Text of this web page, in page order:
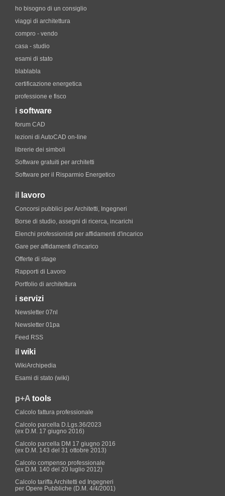
ho bisogno di un consiglio
viaggi di architettura
compro - vendo
casa - studio
esami di stato
blablabla
certificazione energetica
professione e fisco
i software
forum CAD
lezioni di AutoCAD on-line
librerie dei simboli
Software gratuiti per architetti
Software per il Risparmio Energetico
il lavoro
Concorsi pubblici per Architetti, Ingegneri
Borse di studio, assegni di ricerca, incarichi
Elenchi professionisti per affidamenti d'incarico
Gare per affidamenti d'incarico
Offerte di stage
Rapporti di Lavoro
Portfolio di architettura
i servizi
Newsletter 07nl
Newsletter 01pa
Feed RSS
il wiki
WikiArchipedia
Esami di stato (wiki)
p+A tools
Calcolo fattura professionale
Calcolo parcella D.Lgs.36/2023
(ex D.M. 17 giugno 2016)
Calcolo parcella DM 17 giugno 2016
(ex D.M. 143 del 31 ottobre 2013)
Calcolo compenso professionale
(ex D.M. 140 del 20 luglio 2012)
Calcolo tariffa Architetti ed Ingegneri
per Opere Pubbliche (D.M. 4/4/2001)